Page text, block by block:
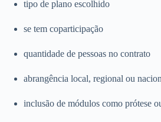
tipo de plano escolhido
se tem coparticipação
quantidade de pessoas no contrato
abrangência local, regional ou
inclusão de módulos como prótese